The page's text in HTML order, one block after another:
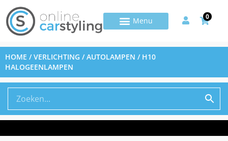
0
HOME /VERLICHTING /AUTOLAMPEN / H10
HALOGEENLAMPEN